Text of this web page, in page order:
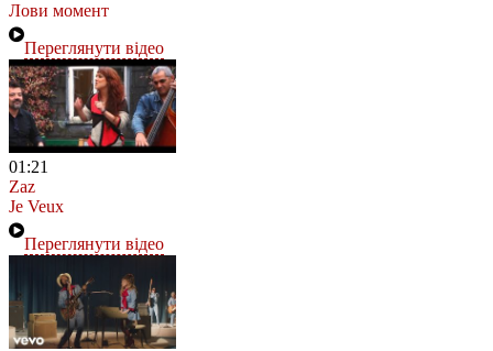
Лови момент
Переглянути відео
01:21
Zaz
Je Veux
Переглянути відео